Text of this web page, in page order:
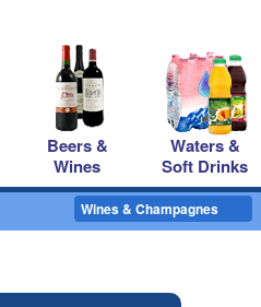
Beers &
Wines
Waters &
Soft Drinks
Wines & Champagnes